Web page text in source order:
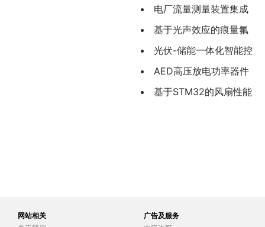
研究与验证
片病害检测
电厂流量测量装置集成
化选型与工程应用
基于光声效应的痕量氟
化氢的传感技术研究
光伏-储能一体化智能控
制系统设计与实现
AED高压放电功率器件
选型方法及其工程应用
基于STM32的风扇性能
网站相关
广告及服务